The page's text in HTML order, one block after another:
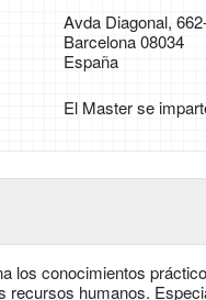
Avda Diagonal,
Barcelona 08034
España
El Master se
los conocimientos
recursos humanos.